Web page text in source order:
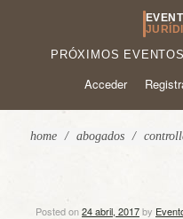
PRÓXIMOS EVENTOS
Acceder
home / abogados /
Posted on24 abril, 2017by